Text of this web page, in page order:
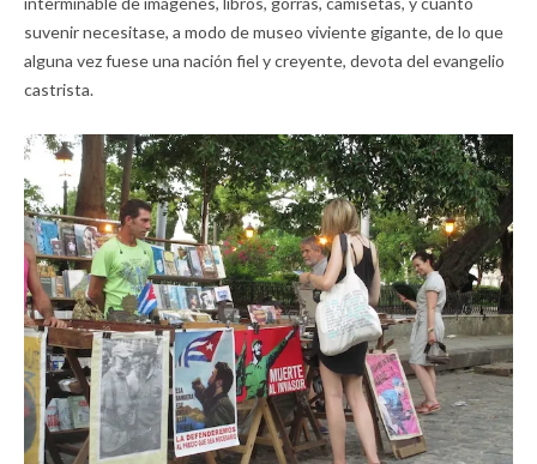
suvenir necesitase, a modo de museo viviente gigante, de lo que
alguna vez fuese una nación fiel y creyente, devota del evangelio
castrista.